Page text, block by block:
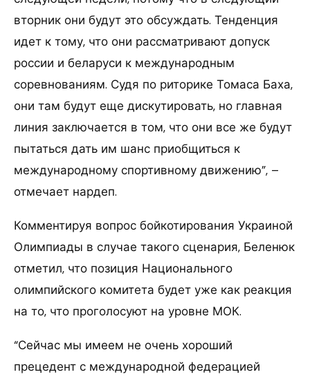
вторник они будут это обсуждать. Тенденция
идет к тому, что они рассматривают допуск
россии и беларуси к международным
соревнованиям. Судя по риторике Томаса Баха,
они там будут еще дискутировать, но главная
линия заключается в том, что они все же будут
пытаться дать им шанс приобщиться к
международному спортивному движению”, –
отмечает нардеп.
Комментируя вопрос бойкотирования Украиной
Олимпиады в случае такого сценария, Беленюк
отметил, что позиция Национального
олимпийского комитета будет уже как реакция
на то, что проголосуют на уровне МОК.
“Сейчас мы имеем не очень хороший
прецедент с международной федерацией